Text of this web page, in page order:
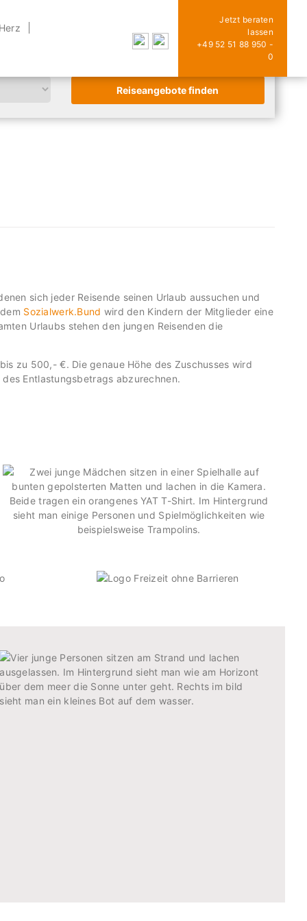
Jetzt beraten
lassen
+49 52 51 88 950 -
0
sich jeder Reisende seinen Urlaub aussuchen und
Sozialwerk.Bund wird den Kindern der Mitglieder eine
Urlaubs stehen den jungen Reisenden die
zu 500,- €. Die genaue Höhe des Zuschusses wird
Entlastungsbetrags abzurechnen.